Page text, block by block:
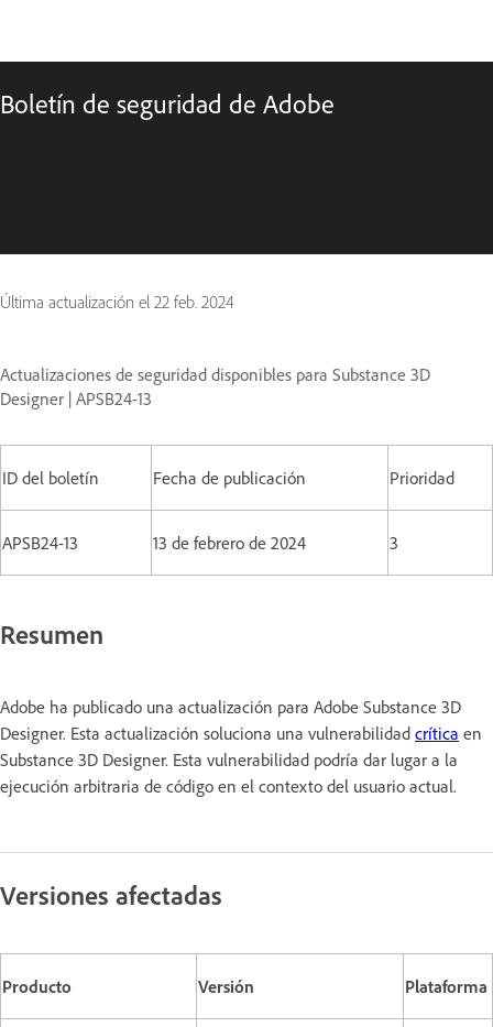
Boletín de seguridad de Adobe
Última actualización el 22 feb. 2024
Actualizaciones de seguridad disponibles para Substance 3D
Designer | APSB24-13
ID del boletín Fecha de publicación Prioridad
APSB24-13 13 de febrero de 2024 3
Resumen
Adobe ha publicado una actualización para Adobe Substance 3D
Designer. Esta actualización soluciona una vulnerabilidad crítica en
Substance 3D Designer. Esta vulnerabilidad podría dar lugar a la
ejecución arbitraria de código en el contexto del usuario actual.
Versiones afectadas
Producto Versión Plataforma